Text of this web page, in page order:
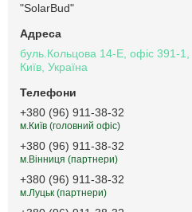
"SolarBud"
буль.Кольцова 14-Е, офіс 391-1,
Київ, Україна
+380 (96) 911-38-32
м.Київ (головний офіс)
+380 (96) 911-38-32
м.Вінниця (партнери)
+380 (96) 911-38-32
м.Луцьк (партнери)